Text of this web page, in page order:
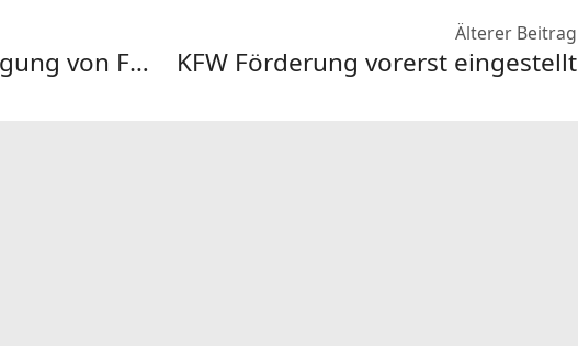
KFW Förderung vorerst eingestellt
Älterer Beitrag
Neubaumodule sind ein Baustein zur Unterbringung von Flüchtlingen aus der Ukraine